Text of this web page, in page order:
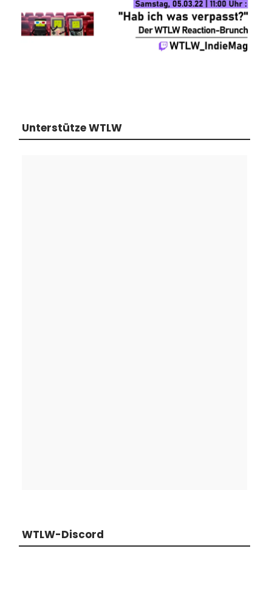
Unterstütze WTLW
WTLW-Discord